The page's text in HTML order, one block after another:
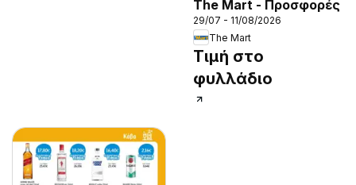
The Mart - Προσφορές
29/07 - 11/08/2026
The Mart
Τιμή στο
φυλλάδιο